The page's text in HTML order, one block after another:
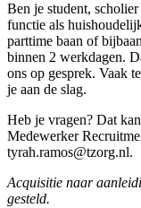
Ben je student,
functie als
parttime baan of
binnen 2 werkdagen.
ons op gesprek. Vaak
je aan de slag.
Heb je vragen? Dat
Medewerker
tyrah.ramos@tzorg.nl.
Acquisitie naar
gesteld.